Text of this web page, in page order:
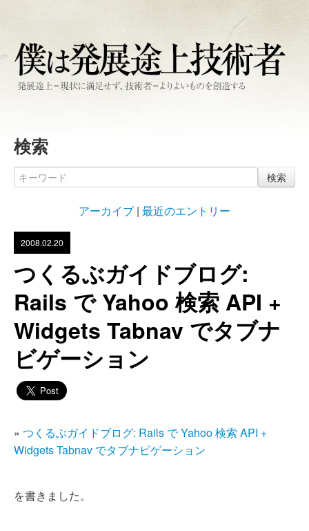
検索
検索
アーカイブ | 最近のエントリー
2008.02.20
つくるぶガイドブログ:
Rails で Yahoo 検索 API +
Widgets Tabnav でタブナ
ビゲーション
» つくるぶガイドブログ: Rails で Yahoo 検索 API +
Widgets Tabnav でタブナビゲーション
を書きました。